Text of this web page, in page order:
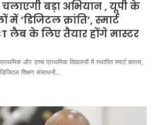
बड़ा अभियान , यूपी के
‘डिजिटल क्रांति’, स्मार्ट
लैब के लिए तैयार होंगे मास्टर
और उच्च प्राथमिक विद्यालयों में स्थापित स्मार्ट क्लास,
शिक्षण संसाधनों…